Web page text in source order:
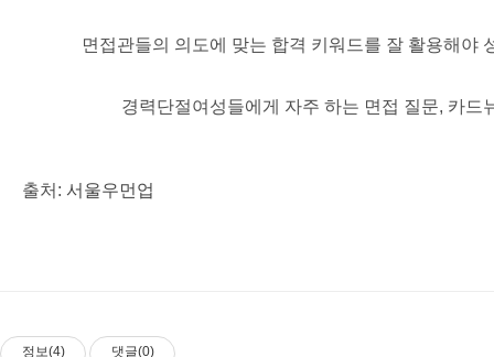
면접관들의 의도에 맞는 합격 키워드를 잘 활용해야
경력단절여성들에게 자주 하는 면접 질문, 카드
출처: 서울우먼업
정보(4) 댓글(0)